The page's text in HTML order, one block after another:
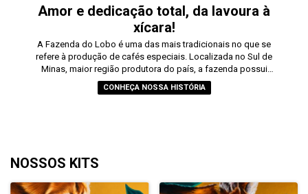
Amor e dedicação total, da lavoura à
xícara!
A Fazenda do Lobo é uma das mais tradicionais no que se
refere à produção de cafés especiais. Localizada no Sul de
Minas, maior região produtora do país, a fazenda possui
altitude média de 980 metros. O nome, como já era de se
esperar, se dá pelas recorrentes aparições de lobos na
CONHEÇA NOSSA HISTÓRIA
NOSSOS KITS